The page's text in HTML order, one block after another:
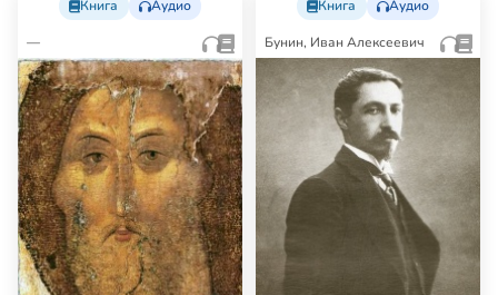
Книга Аудио
—
Книга Аудио
Бунин, Иван Алексеевич